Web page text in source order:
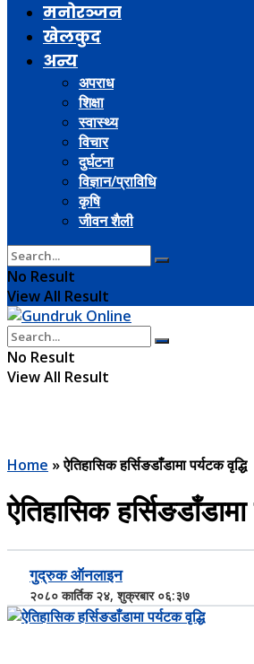
मनोरञ्जन
खेलकुद
अन्य
अपराध
शिक्षा
स्वास्थ्य
विचार
दुर्घटना
विज्ञान/प्राविधि
कृषि
जीवन शैली
No Result
View All Result
No Result
View All Result
Home »ऐतिहासिक हर्सिङडाँडामा पर्यटक वृद्धि
ऐतिहासिक
गुद्रुक ऑनलाइन
२०८० कार्तिक २४, शुक्रबार ०६:३७